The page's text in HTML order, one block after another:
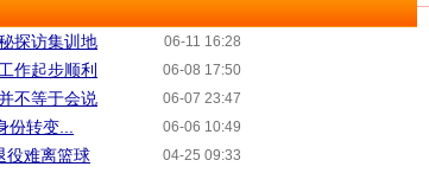
06-11 16:28
探访集训地
06-08 17:50
作起步顺利
06-07 23:47
不等于会说
06-06 10:49
转变...
04-25 09:33
役难离篮球